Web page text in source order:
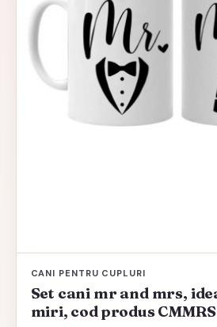
CANI PENTRU CUPLURI
Set cani mr and mrs,
miri, cod produs